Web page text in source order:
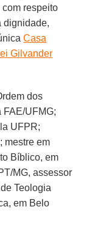
respeito
dignidade,
Casa
Gilvander
dos
FAE/UFMG;
UFPR;
mestre em
Bíblico, em
MG, assessor
Teologia
em Belo